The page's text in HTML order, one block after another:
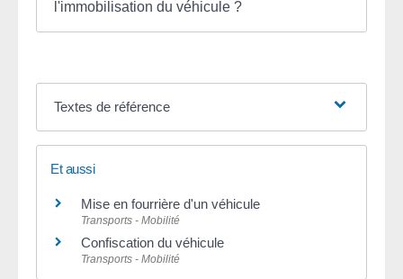
l'immobilisation du véhicule ?
Textes de référence
Et aussi
Mise en fourrière d'un véhicule
Transports - Mobilité
Confiscation du véhicule
Transports - Mobilité